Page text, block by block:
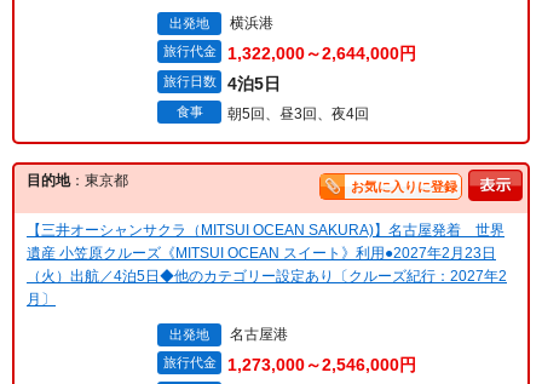
出発地 横浜港
旅行代金 1,322,000～2,644,000円
旅行日数 4泊5日
食事 朝5回、昼3回、夜4回
目的地：東京都 お気に入りに登録
【三井オーシャンサクラ（MITSUI OCEAN SAKURA)】名古屋発着 世界
遺産 小笠原クルーズ《MITSUI OCEAN スイート》利用●2027年2月23日
（火）出航／4泊5日◆他のカテゴリー設定あり〔クルーズ紀行：2027年2
月〕
出発地 名古屋港
旅行代金 1,273,000～2,546,000円